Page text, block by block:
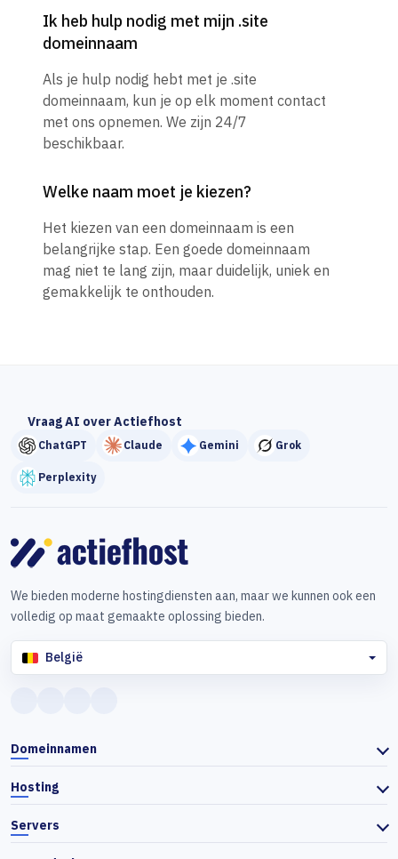
Ik heb hulp nodig met mijn .site
domeinnaam
Als je hulp nodig hebt met je .site
domeinnaam, kun je op elk moment contact
met ons opnemen. We zijn 24/7
beschikbaar.
Welke naam moet je kiezen?
Het kiezen van een domeinnaam is een
belangrijke stap. Een goede domeinnaam
mag niet te lang zijn, maar duidelijk, uniek en
gemakkelijk te onthouden.
Vraag AI over Actiefhost
ChatGPT Claude Gemini Grok
Perplexity
We bieden moderne hostingdiensten aan, maar we kunnen ook een
volledig op maat gemaakte oplossing bieden.
België
Domeinnamen
Hosting
Servers